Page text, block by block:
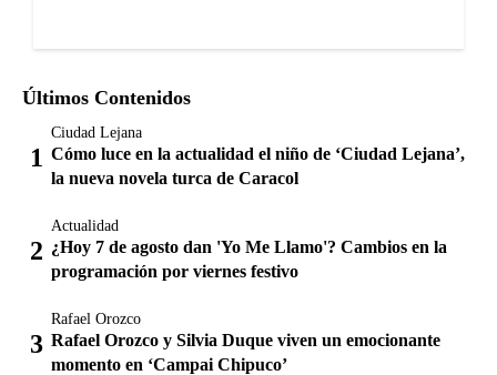
Últimos Contenidos
Ciudad Lejana
Cómo luce en la actualidad el niño de ‘Ciudad Lejana’,
la nueva novela turca de Caracol
Actualidad
¿Hoy 7 de agosto dan 'Yo Me Llamo'? Cambios en la
programación por viernes festivo
Rafael Orozco
Rafael Orozco y Silvia Duque viven un emocionante
momento en ‘Campai Chipuco’